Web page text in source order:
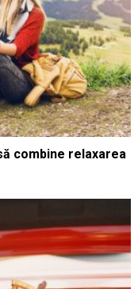
combine relaxarea